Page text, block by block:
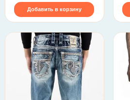
Добавить в корзину